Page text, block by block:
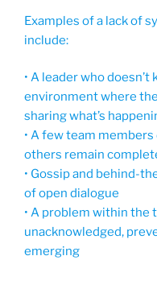
Examples of a lack of
include:
• A leader who
environment where
sharing what’s
• A few team
others remain
• Gossip and behind-
of open dialogue
• A problem within the
unacknowledged,
emerging